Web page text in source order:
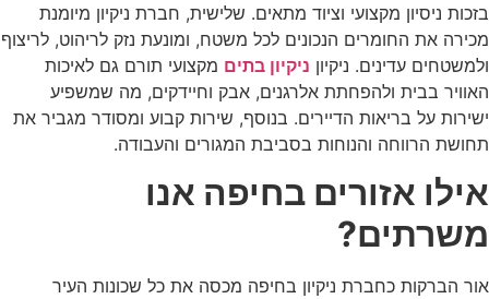
בזכות ניסיון מקצועי וציוד מתאים. שלישית, חברת ניקיון מיומנת
מכירה את החומרים הנכונים לכל משטח, ומונעת נזק לריהוט, לריצוף
ולמשטחים עדינים. ניקיון ניקיון בתים מקצועי תורם גם לאיכות
האוויר בבית ולהפחתת אלרגנים, אבק וחיידקים, מה שמשפיע
ישירות על בריאות הדיירים. בנוסף, שירות קבוע ומסודר מגביר את
תחושת הרווחה והנוחות בסביבת המגורים והעבודה.
אילו אזורים בחיפה אנו
משרתים?
אור הברקות כחברת ניקיון בחיפה מכסה את כל שכונות העיר